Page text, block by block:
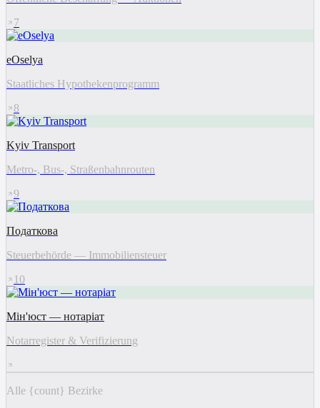
7
eOselya
Staatliches Hypothekenprogramm
8
Kyiv Transport
Metro-, Bus-, Straßenbahnrouten
9
Податкова
Steuerbehörde — Immobiliensteuer
10
Мін'юст — нотаріат
Notarregister & Verifizierung
Alle {count} Bezirke